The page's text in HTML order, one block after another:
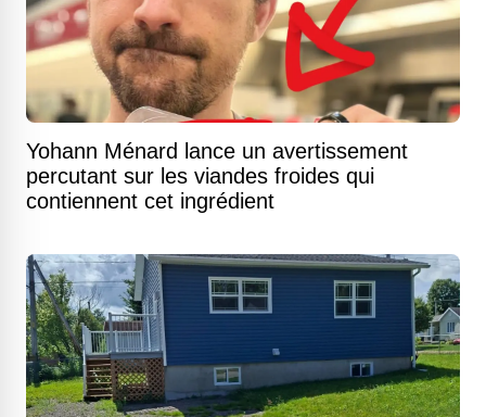
Yohann Ménard lance un avertissement
percutant sur les viandes froides qui
contiennent cet ingrédient